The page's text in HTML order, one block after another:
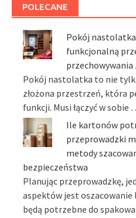
POLECANE
Pokój
funkcjonalną
Pokój nastolatka to nie
złożona przestrzeń, która
funkcji. Musi łączyć w sobie
Ile kartonów
przeprowadzki
metody
bezpieczeństwa
Planując przeprowadzkę,
aspektów jest
będą potrzebne do